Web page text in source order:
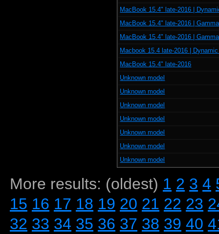
MacBook 15.4" late-2016 |
MacBook 15.4" late-2016 | Gamma
MacBook 15.4" late-2016 | Gamma
Macbook 15.4 late-2016 |
MacBook 15.4" late-2016
Unknown model
Unknown model
Unknown model
Unknown model
Unknown model
Unknown model
Unknown model
More results: (oldest) 1 2 3 4
15 16 17 18 19 20 21 22 23
32 33 34 35 36 37 38 39 40